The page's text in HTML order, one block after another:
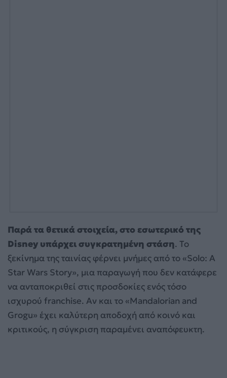
Παρά τα θετικά στοιχεία, στο εσωτερικό της
Disney υπάρχει συγκρατημένη στάση. Το
ξεκίνημα της ταινίας φέρνει μνήμες από το «Solo: A
Star Wars Story», μια παραγωγή που δεν κατάφερε
να ανταποκριθεί στις προσδοκίες ενός τόσο
ισχυρού franchise. Αν και το «Mandalorian and
Grogu» έχει καλύτερη αποδοχή από κοινό και
κριτικούς, η σύγκριση παραμένει αναπόφευκτη.